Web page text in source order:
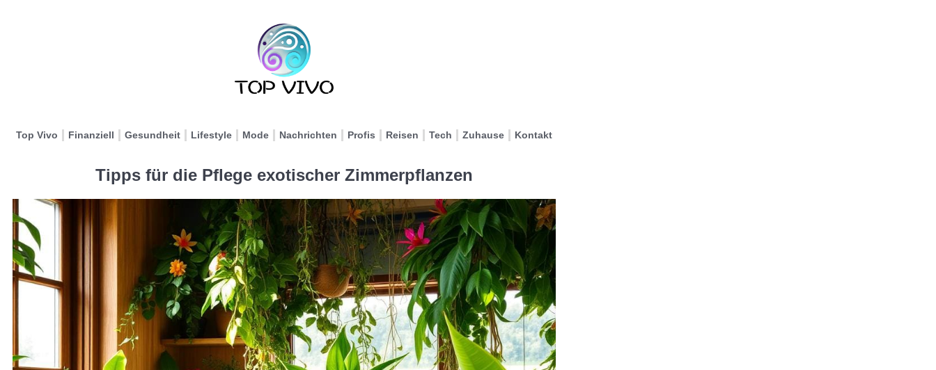
Top Vivo Finanziell Gesundheit Lifestyle Mode Nachrichten Profis Reisen Tech Zuhause Kontakt
Tipps für die Pflege exotischer Zimmerpflanzen